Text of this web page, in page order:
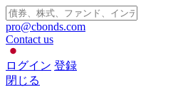
pro@cbonds.com
Contact us
ログイン 登録
閉じる